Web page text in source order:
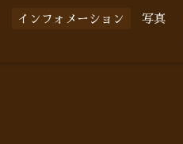
インフォメーション 写真